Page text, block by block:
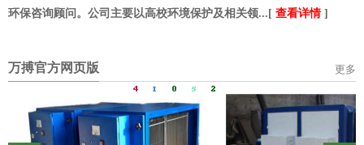
环保咨询顾问。公司主要以高校环境保护及相关领...[ 查看详情]
更多
万搏官方网页版